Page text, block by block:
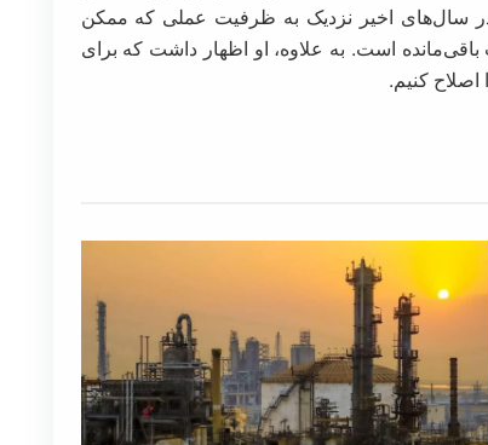
در سال‌های اخیر نزدیک به ظرفیت عملی که ممکن
است. به علاوه، او اظهار داشت که برای
کنیم.